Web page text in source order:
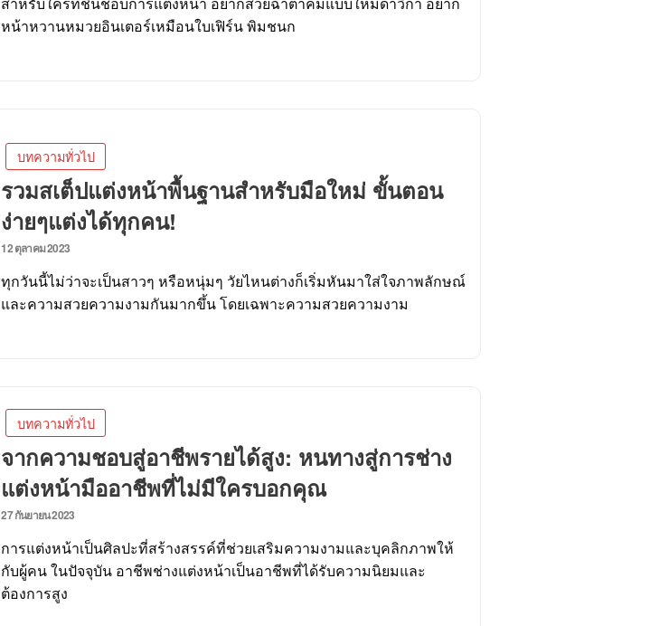
หน้าหวานหมวยอินเตอร์เหมือนใบเฟิร์น พิมชนก
บทความทั่วไป
รวมสเต็ปแต่งหน้าพื้นฐานสำหรับมือใหม่ ขั้นตอน
ง่ายๆแต่งได้ทุกคน!
12 ตุลาคม 2023
ทุกวันนี้ไม่ว่าจะเป็นสาวๆ หรือหนุ่มๆ วัยไหนต่างก็เริ่มหันมาใส่ใจภาพลักษณ์
และความสวยความงามกันมากขึ้น โดยเฉพาะความสวยความงาม
บทความทั่วไป
จากความชอบสู่อาชีพรายได้สูง: หนทางสู่การช่าง
แต่งหน้ามืออาชีพที่ไม่มีใครบอกคุณ
27 กันยายน 2023
การแต่งหน้าเป็นศิลปะที่สร้างสรรค์ที่ช่วยเสริมความงามและบุคลิกภาพให้
กับผู้คน ในปัจจุบัน อาชีพช่างแต่งหน้าเป็นอาชีพที่ได้รับความนิยมและ
ต้องการสูง